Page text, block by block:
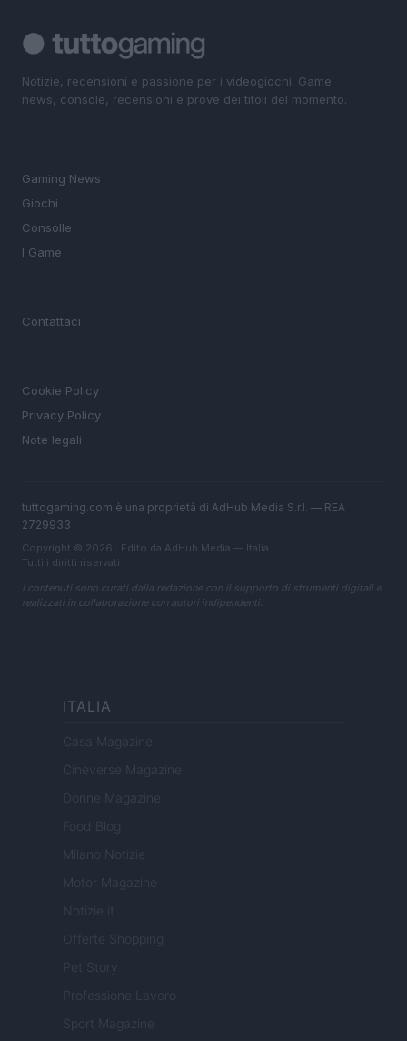
Notizie, recensioni e passione per i videogiochi. Game
news, console, recensioni e prove dei titoli del momento.
Gaming News
Giochi
Consolle
I Game
Contattaci
Cookie Policy
Privacy Policy
Note legali
tuttogaming.com è una proprietà di AdHub Media S.r.l. — REA
2729933
Copyright © 2026 · Edito da AdHub Media — Italia
Tutti i diritti riservati
I contenuti sono curati dalla redazione con il supporto di strumenti digitali e
realizzati in collaborazione con autori indipendenti.
ITALIA
Casa Magazine
Cineverse Magazine
Donne Magazine
Food Blog
Milano Notizie
Motor Magazine
Notizie.it
Offerte Shopping
Professione Lavoro
Sport Magazine